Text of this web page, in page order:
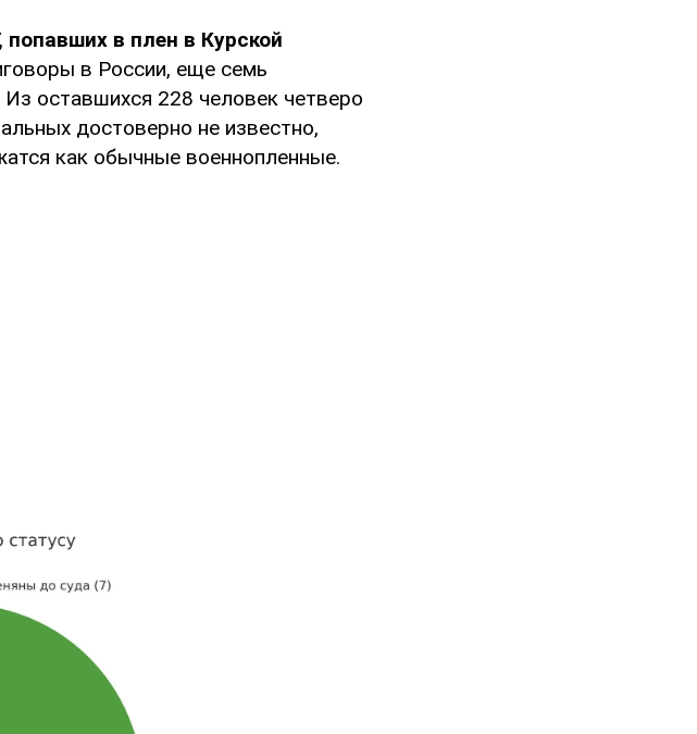
в плен в Курской
в России, еще семь
оставшихся 228 человек четверо
достоверно не известно,
как обычные военнопленные.